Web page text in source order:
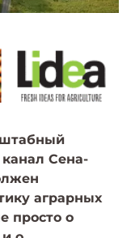
Сена-
аграрных
просто о